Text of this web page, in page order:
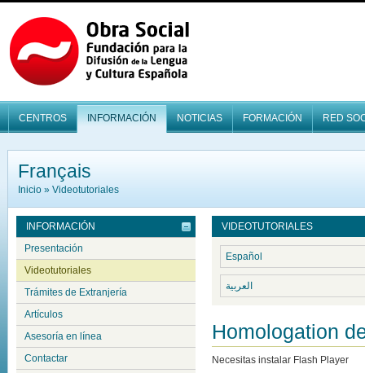
CENTROS INFORMACIÓN NOTICIAS FORMACIÓN RED
Français
Inicio » Videotutoriales
INFORMACIÓN
Presentación
Videotutoriales
Trámites de Extranjería
Artículos
Asesoría en línea
Contactar
VIDEOTUTORIALES
Español
العربية
Homologation
Necesitas instalar Flash Player